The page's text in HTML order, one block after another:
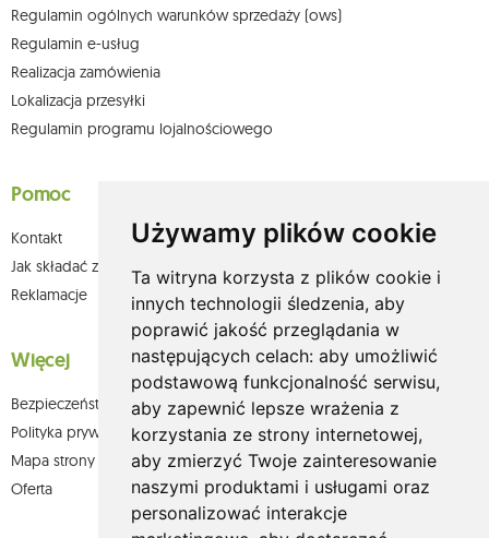
Używamy plików cookie
Ta witryna korzysta z plików cookie i
innych technologii śledzenia, aby
poprawić jakość przeglądania w
następujących celach: aby umożliwić
podstawową funkcjonalność serwisu,
aby zapewnić lepsze wrażenia z
korzystania ze strony internetowej,
aby zmierzyć Twoje zainteresowanie
naszymi produktami i usługami oraz
personalizować interakcje
Regulamin ogólnych warunków sprzedaży (ows)
Regulamin e-usług
Realizacja zamówienia
Lokalizacja przesyłki
Regulamin programu lojalnościowego
Pomoc
Kontakt
Jak składać zamówienia w sklepie olium.pl?
Reklamacje
Więcej
Bezpieczeństwo płatności
Polityka prywatności
Mapa strony
Oferta